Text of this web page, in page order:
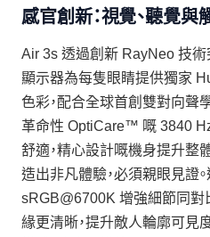
感官創新：視覺、聽覺與
Air 3s 透過創新 RayNeo 技術
顯示器為每隻眼睛提供獨家
色彩，配合全球首創雙對向聲
革命性 OptiCare™ 嘅 3840
舒適，精心設計嘅機身提升整
造出非凡體驗，必須親眼見證
sRGB@6700K 增強細節同對
緣更清晰，提升敵人輪廓可